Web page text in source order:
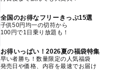
全国のお得なフリーきっぷ15選
子供50円均一の切符から
100円で1日乗り放題も！
お得いっぱい！2026夏の福袋特集
早い者勝ち！数量限定の人気福袋
発売日や価格、内容を最速でお届け